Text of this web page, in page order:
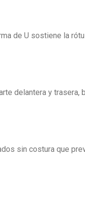
de U sostiene la
delantera y trasera,
sin costura que